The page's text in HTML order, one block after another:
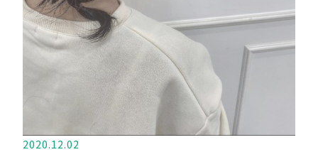
2020.12.02